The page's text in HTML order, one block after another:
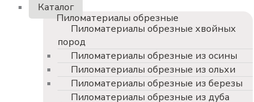
Каталог
Пиломатериалы обрезные
Пиломатериалы обрезные хвойных
пород
Пиломатериалы обрезные из осины
Пиломатериалы обрезные из ольхи
Пиломатериалы обрезные из березы
Пиломатериалы обрезные из дуба